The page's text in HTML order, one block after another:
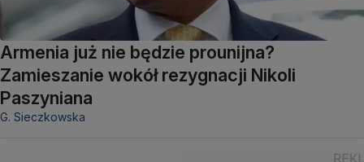
Armenia już nie będzie prounijna?
Zamieszanie wokół rezygnacji Nikoli
Paszyniana
G. Sieczkowska